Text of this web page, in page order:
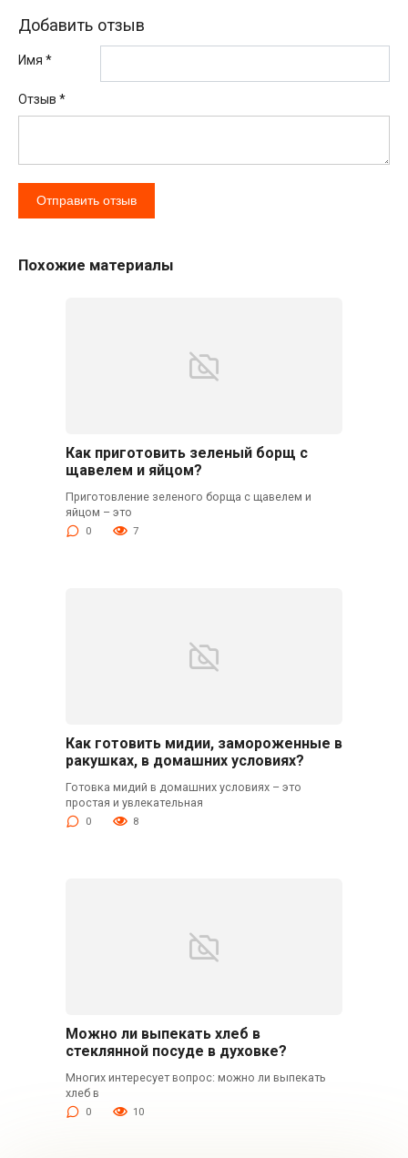
Добавить отзыв
Имя *
Отзыв *
Похожие материалы
Как приготовить зеленый борщ с
щавелем и яйцом?
Приготовление зеленого борща с щавелем и
яйцом – это
0 7
Как готовить мидии, замороженные в
ракушках, в домашних условиях?
Готовка мидий в домашних условиях – это
простая и увлекательная
0 8
Можно ли выпекать хлеб в
стеклянной посуде в духовке?
Многих интересует вопрос: можно ли выпекать
хлеб в
0 10